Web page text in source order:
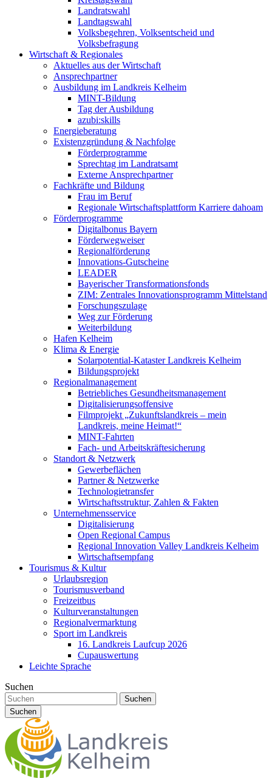
Landratswahl
Landtagswahl
Volksbegehren, Volksentscheid und
Volksbefragung
Wirtschaft & Regionales
Aktuelles aus der Wirtschaft
Ansprechpartner
Ausbildung im Landkreis Kelheim
MINT-Bildung
Tag der Ausbildung
azubi:skills
Energieberatung
Existenzgründung & Nachfolge
Förderprogramme
Sprechtag im Landratsamt
Externe Ansprechpartner
Fachkräfte und Bildung
Frau im Beruf
Regionale Wirtschaftsplattform Karriere dahoam
Förderprogramme
Digitalbonus Bayern
Förderwegweiser
Regionalförderung
Innovations-Gutscheine
LEADER
Bayerischer Transformationsfonds
ZIM: Zentrales Innovationsprogramm Mittelstand
Forschungszulage
Weg zur Förderung
Weiterbildung
Hafen Kelheim
Klima & Energie
Solarpotential-Kataster Landkreis Kelheim
Bildungsprojekt
Regionalmanagement
Betriebliches Gesundheitsmanagement
Digitalisierungsoffensive
Filmprojekt „Zukunftslandkreis – mein
Landkreis, meine Heimat!“
MINT-Fahrten
Fach- und Arbeitskräftesicherung
Standort & Netzwerk
Gewerbeflächen
Partner & Netzwerke
Technologietransfer
Wirtschaftsstruktur, Zahlen & Fakten
Unternehmensservice
Digitalisierung
Open Regional Campus
Regional Innovation Valley Landkreis Kelheim
Wirtschaftsempfang
Tourismus & Kultur
Urlaubsregion
Tourismusverband
Freizeitbus
Kulturveranstaltungen
Regionalvermarktung
Sport im Landkreis
16. Landkreis Laufcup 2026
Cupauswertung
Leichte Sprache
Suchen
Suchen
Suchen